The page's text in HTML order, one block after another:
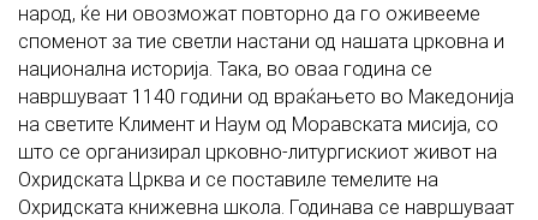
народ, ќе ни овозможат повторно да го оживееме
споменот за тие светли настани од нашата црковна и
национална историја. Така, во оваа година се
навршуваат 1140 години од враќањето во Македонија
на светите Климент и Наум од Моравската мисија, со
што се организирал црковно-литургискиот живот на
Охридската Црква и се поставиле темелите на
Охридската книжевна школа. Годинава се навршуваат